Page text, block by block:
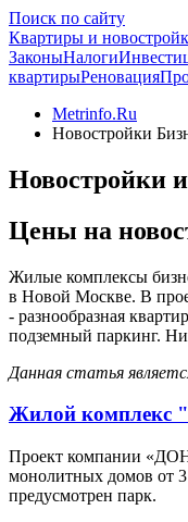
Поиск по сайту
Квартиры и
ЗаконыНалоги
квартирыРеновация
Metrinfo.Ru
Новостройки
Новостройки
Цены на
Жилые комплексы
в Новой Москве. В
- разнообразная
подземный паркинг.
Данная статья
Жилой
Проект компании
монолитных домов от
предусмотрен парк.